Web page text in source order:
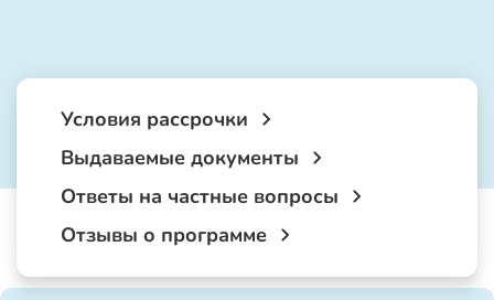
Условия рассрочки
Выдаваемые документы
Ответы на частные вопросы
Отзывы о программе